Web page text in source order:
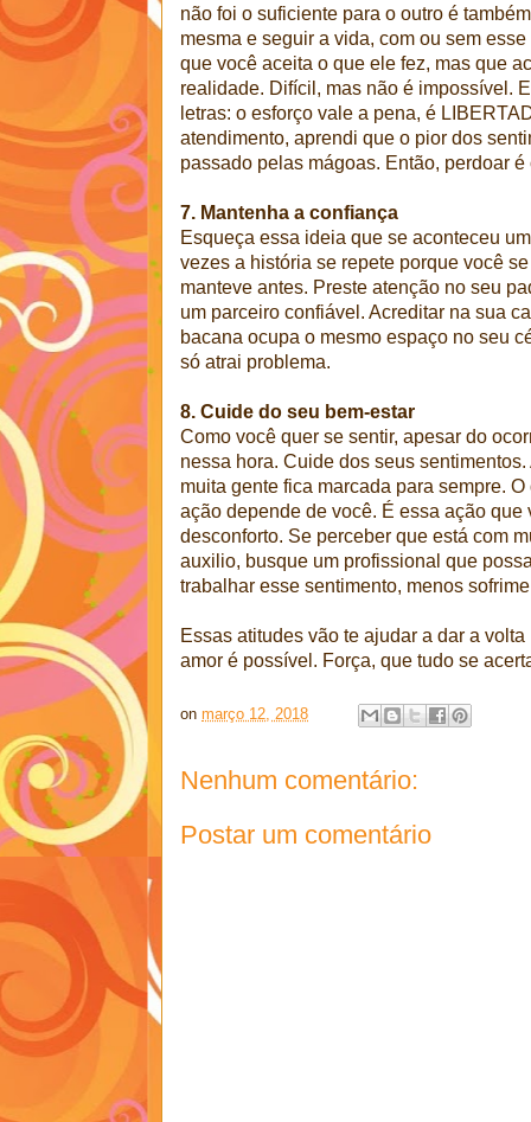
não foi o suficiente para o outro é
mesma e seguir a vida, com ou sem
que você aceita o que ele fez, mas que
realidade. Difícil, mas não é impossível.
letras: o esforço vale a pena, é
atendimento, aprendi que o pior dos
passado pelas mágoas. Então, perdoar é
7. Mantenha a confiança
Esqueça essa ideia que se aconteceu
vezes a história se repete porque você
manteve antes. Preste atenção no seu
um parceiro confiável. Acreditar na sua
bacana ocupa o mesmo espaço no seu
só atrai problema.
8. Cuide do seu bem-estar
Como você quer se sentir, apesar do
nessa hora. Cuide dos seus
muita gente fica marcada para sempre.
ação depende de você. É essa ação
desconforto. Se perceber que está com
auxilio, busque um profissional que
trabalhar esse sentimento, menos
Essas atitudes vão te ajudar a dar a
amor é possível. Força, que tudo se
on março 12, 2018
Nenhum comentário:
Postar um comentário